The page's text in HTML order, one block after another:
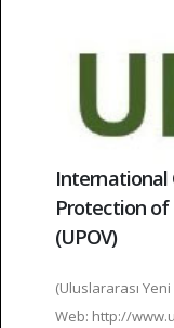
International
Protection
(UPOV)
(Uluslararası
Web: http://